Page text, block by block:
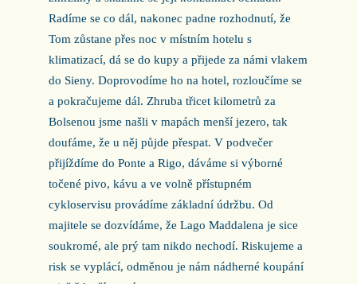
Radíme se co dál, nakonec padne rozhodnutí, že
Tom zůstane přes noc v místním hotelu s
klimatizací, dá se do kupy a přijede za námi vlakem
do Sieny. Doprovodíme ho na hotel, rozloučíme se
a pokračujeme dál. Zhruba třicet kilometrů za
Bolsenou jsme našli v mapách menší jezero, tak
doufáme, že u něj půjde přespat. V podvečer
přijíždíme do Ponte a Rigo, dáváme si výborné
točené pivo, kávu a ve volně přístupném
cykloservisu provádíme základní údržbu. Od
majitele se dozvídáme, že Lago Maddalena je sice
soukromé, ale prý tam nikdo nechodí. Riskujeme a
risk se vyplácí, odměnou je nám nádherné koupání